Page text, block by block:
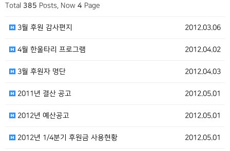
Total 385 Posts, Now 4 Page
2012.03.06
3월 후원 감사편지
2012.04.02
4월 한울타리 프로그램
2012.04.03
3월 후원자 명단
2012.05.01
2011년 결산 공고
2012.05.01
2012년 예산공고
2012.05.01
2012년 1/4분기 후원금 사용현황